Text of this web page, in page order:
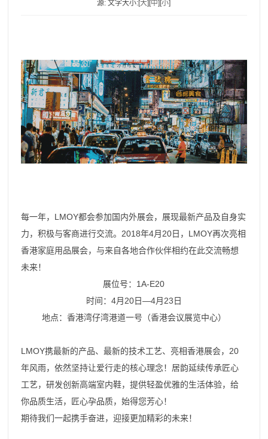
源: 文字大小:[大][中][小]
每一年，LMOY都会参加国内外展会，展现最新产品及自身实
力，积极与客商进行交流。2018年4月20日，LMOY再次亮相
香港家庭用品展会，与来自各地合作伙伴相约在此交流畅想
未来！
展位号：1A-E20
时间：4月20日—4月23日
地点：香港湾仔湾港道一号（香港会议展览中心）
LMOY携最新的产品、最新的技术工艺、亮相香港展会，20
年风雨，依然坚持让爱行走的核心理念！居韵延续传承匠心
工艺，研发创新高端室内鞋，提供轻盈优雅的生活体验，给
你品质生活，匠心孕品质，始得您芳心！
期待我们一起携手奋进，迎接更加精彩的未来！